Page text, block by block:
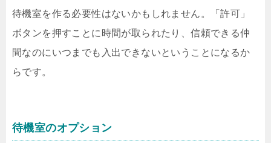
待機室を作る必要性はないかもしれません。「許可」
ボタンを押すことに時間が取られたり、信頼できる仲
間なのにいつまでも入出できないということになるか
らです。
待機室のオプション